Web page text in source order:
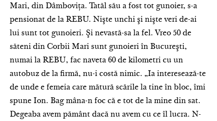
Mari, din Dâmboviţa. Tatăl său a fost tot gunoier, s-a
pensionat de la REBU. Nişte unchi şi nişte veri de-ai
lui sunt tot gunoieri. Şi nevastă-sa la fel. Vreo 50 de
săteni din Corbii Mari sunt gunoieri în Bucureşti,
numai la REBU, fac naveta 60 de kilometri cu un
autobuz de la firmă, nu-i costă nimic. „Ia interesează-te
de unde e femeia care mătură scările la tine în bloc, îmi
spune Ion. Bag mâna-n foc că e tot de la mine din sat.
Degeaba avem pământ dacă nu avem cu ce îl lucra. N-